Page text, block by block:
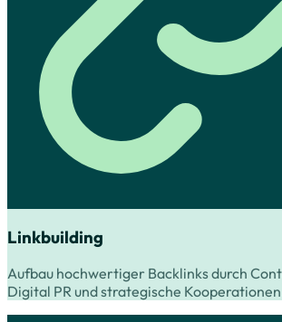
Linkbuilding
Aufbau hochwertiger Backlinks durch
Digital PR und strategische